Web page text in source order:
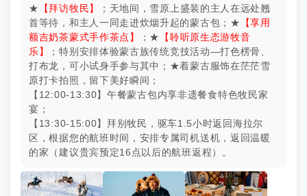
★
【拜访牧民】
；天地间，雪原上盛装的主人在远处翘
首等待，和主人一同走进炊烟升起的蒙古包；★
【享用
额吉奶茶蒙式手作茶点】
；★
【聆听原生态游牧音
乐】
；特别安排体验蒙古族传统竞技活动—打色楞骨、
打布龙，可小试身手参与其中；★着蒙古服饰在茫茫雪
原打卡拍照，留下美好瞬间；
【12:00-13:30】午餐蒙古包内享非遗餐食特色牧民家
宴；
【13:30-15:00】拜别牧民，驱车1.5小时返回海拉尔
区，根据您的航班时间，安排专属司机送机，返回温暖
的家（建议贵宾预定16点以后的航班返程）。